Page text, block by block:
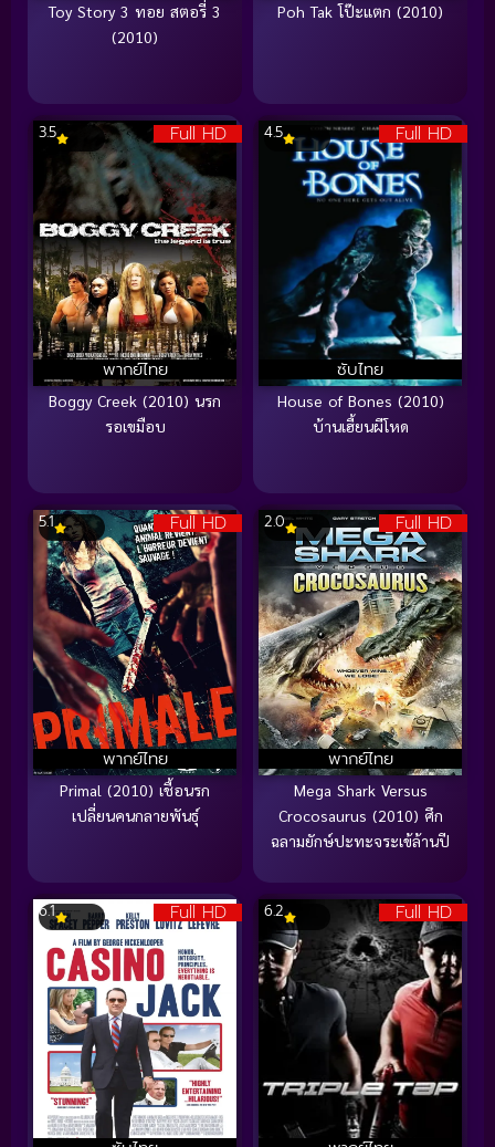
Toy Story 3 ทอย สตอรี่ 3
(2010)
Poh Tak โป๊ะแตก (2010)
Full HD
พากย์ไทย
3.5
Boggy Creek (2010) นรก
รอเขมือบ
Full HD
ซับไทย
4.5
House of Bones (2010)
บ้านเฮี้ยนผีโหด
Full HD
พากย์ไทย
5.1
Primal (2010) เชื้อนรก
เปลี่ยนคนกลายพันธุ์
Full HD
พากย์ไทย
2.0
Mega Shark Versus
Crocosaurus (2010) ศึก
ฉลามยักษ์ปะทะจระเข้ล้านปี
Full HD
6.1 Full HD
6.2